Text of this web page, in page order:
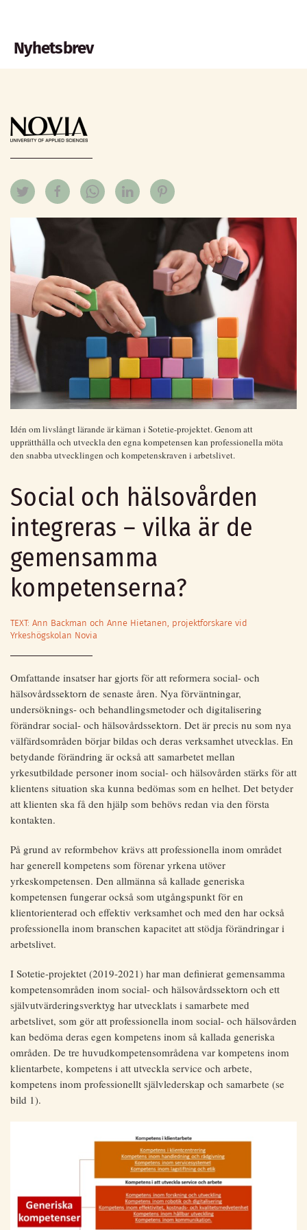
Nyhetsbrev
Idén om livslångt lärande är kärnan i Sotetie-projektet. Genom att
upprätthålla och utveckla den egna kompetensen kan professionella möta
den snabba utvecklingen och kompetenskraven i arbetslivet.
Social och hälsovården
integreras – vilka är de
gemensamma
kompetenserna?
TEXT: Ann Backman och Anne Hietanen, projektforskare vid
Yrkeshögskolan Novia
Omfattande insatser har gjorts för att reformera social- och
hälsovårdssektorn de senaste åren. Nya förväntningar,
undersöknings- och behandlingsmetoder och digitalisering
förändrar social- och hälsovårdssektorn. Det är precis nu som nya
välfärdsområden börjar bildas och deras verksamhet utvecklas. En
betydande förändring är också att samarbetet mellan
yrkesutbildade personer inom social- och hälsovården stärks för att
klientens situation ska kunna bedömas som en helhet. Det betyder
att klienten ska få den hjälp som behövs redan via den första
kontakten.
På grund av reformbehov krävs att professionella inom området
har generell kompetens som förenar yrkena utöver
yrkeskompetensen. Den allmänna så kallade generiska
kompetensen fungerar också som utgångspunkt för en
klientorienterad och effektiv verksamhet och med den har också
professionella inom branschen kapacitet att stödja förändringar i
arbetslivet.
I Sotetie-projektet (2019-2021) har man definierat gemensamma
kompetensområden inom social- och hälsovårdssektorn och ett
självutvärderingsverktyg har utvecklats i samarbete med
arbetslivet, som gör att professionella inom social- och hälsovården
kan bedöma deras egen kompetens inom så kallada generiska
områden. De tre huvudkompetensområdena var kompetens inom
klientarbete, kompetens i att utveckla service och arbete,
kompetens inom professionellt självlederskap och samarbete (se
bild 1).